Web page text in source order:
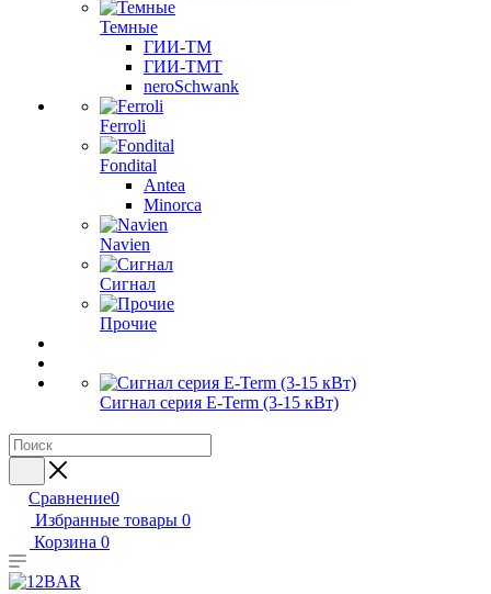
Темные
ГИИ-ТМ
ГИИ-ТМТ
neroSchwank
Ferroli
Fondital
Antea
Minorca
Navien
Сигнал
Прочие
Сигнал серия E-Term (3-15 кВт)
Сравнение0
Избранные товары 0
Корзина 0